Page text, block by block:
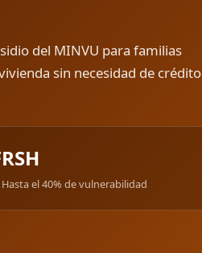
del MINVU para familias
sin necesidad de crédito
RSH
Hasta el 40% de vulnerabilidad